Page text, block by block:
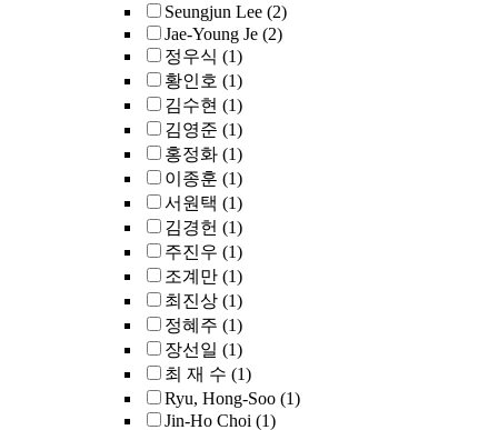
Seungjun Lee (2)
Jae-Young Je (2)
정우식 (1)
황인호 (1)
김수현 (1)
김영준 (1)
홍정화 (1)
이종훈 (1)
서원택 (1)
김경헌 (1)
주진우 (1)
조계만 (1)
최진상 (1)
정혜주 (1)
장선일 (1)
최 재 수 (1)
Ryu, Hong-Soo (1)
Jin-Ho Choi (1)